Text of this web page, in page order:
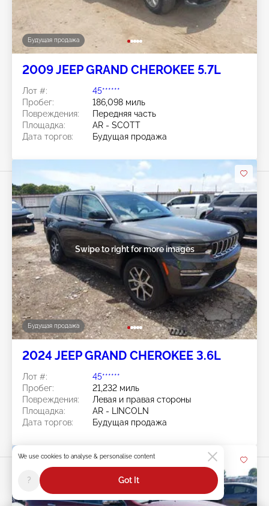
Будущая продажа
2009 JEEP GRAND CHEROKEE 5.7L
Лот #:
45******
Пробег:
186,098 миль
Повреждения:
Передняя часть
Площадка:
AR - SCOTT
Дата торгов:
Будущая продажа
Будущая продажа
Swipe to right for more images
2024 JEEP GRAND CHEROKEE 3.6L
Лот #:
45******
Пробег:
21,232 миль
Повреждения:
Левая и правая стороны
Площадка:
AR - LINCOLN
Дата торгов:
Будущая продажа
We use cookies to analyse & personalise content
? Got It